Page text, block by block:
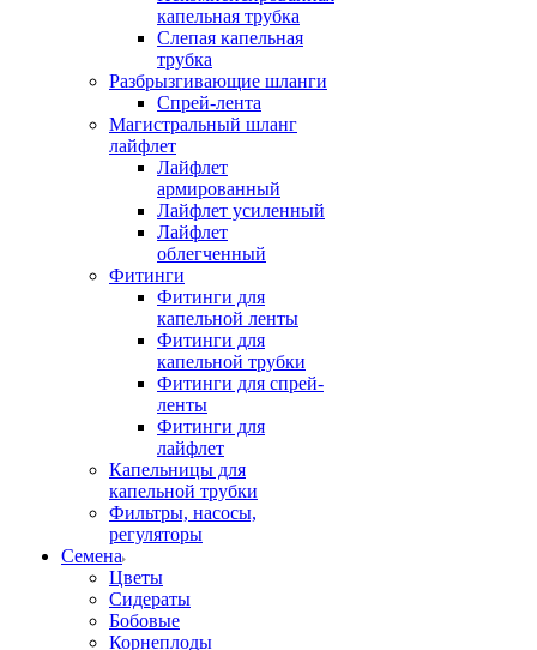
капельная трубка
Слепая капельная
трубка
Разбрызгивающие шланги
Спрей-лента
Магистральный шланг
лайфлет
Лайфлет
армированный
Лайфлет усиленный
Лайфлет
облегченный
Фитинги
Фитинги для
капельной ленты
Фитинги для
капельной трубки
Фитинги для спрей-
ленты
Фитинги для
лайфлет
Капельницы для
капельной трубки
Фильтры, насосы,
регуляторы
Семена
Цветы
Сидераты
Бобовые
Корнеплоды